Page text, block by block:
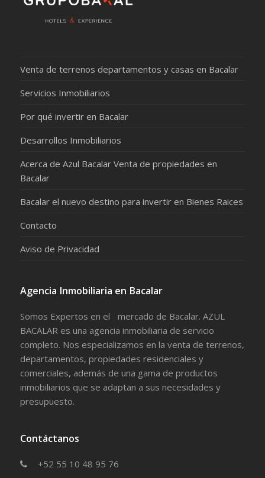
Venta de terrenos departamentos y casas en Bacalar
Servicios Inmobiliarios
Por qué invertir en Bacalar
Desarrollos Inmobiliarios
Acerca de Azul Bacalar Venta de propiedades en
Bacalar
Bacalar el nuevo destino para invertir en Bienes Raices
Contacto
Aviso de Privacidad
Agencia Inmobiliaria en Bacalar
Somos Expertos en el mercado de Bacalar. AZUL
BACALAR es una agencia inmobiliaria de servicio
completo. Nos especializamos en la venta de terrenos,
departamentos, propiedades residenciales y
comerciales, además de una gama de productos
inmobiliarios que se adaptan a sus necesidades y
presupuesto.
Contáctanos
+52 55 10 48 95 76